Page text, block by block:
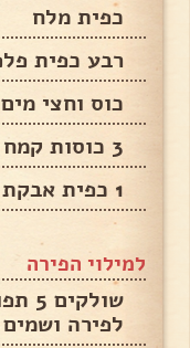
כפית מלח
רבע כפית
כוס וחצי
3 כוסות קמח תפו"א
1 כפית אבקת אפיה
למילוי הפירה
לפירה